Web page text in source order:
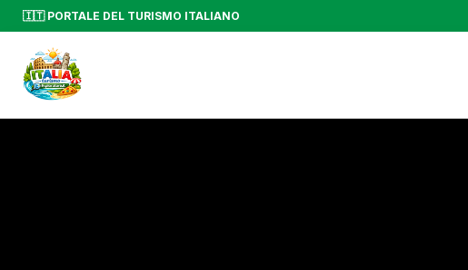
🇮🇹 PORTALE DEL TURISMO ITALIANO